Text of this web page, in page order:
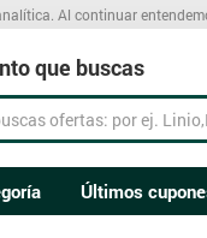
Al continuar
que buscas
Últimos